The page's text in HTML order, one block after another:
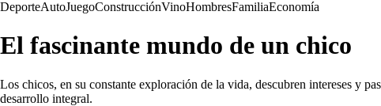
DeporteAutoJuegoConstrucciónVinoHombresFamiliaEconomía
El fascinante mundo de un chico
Los chicos, en su constante exploración de la vida, descubren intereses y
desarrollo integral.